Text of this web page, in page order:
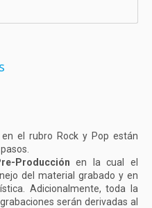
en el rubro Rock y Pop están
Producción en la cual el
del material grabado y en
Adicionalmente, toda la
serán derivadas al